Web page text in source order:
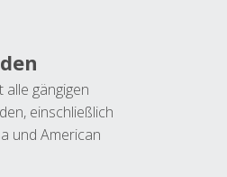
gängigen
einschließlich
und American